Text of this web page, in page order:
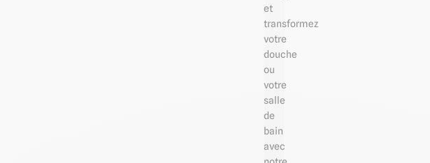
et
transformez
votre
douche
ou
votre
salle
de
bain
avec